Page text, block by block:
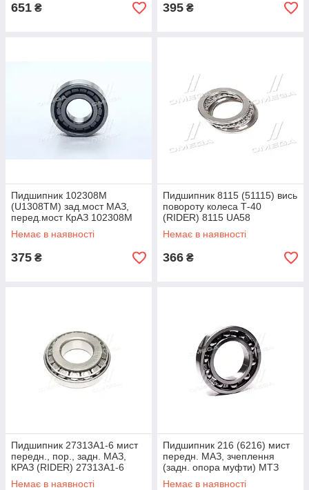
651 ₴ 395 ₴
Пидшипник 102308М
(U1308TM) зад.мост МАЗ,
перед.мост КрАЗ 102308М
(U1308TM) UA58
Немає в наявності
375 ₴
Пидшипник 8115 (51115) вись
повороту колеса Т-40
(RIDER) 8115 UA58
Немає в наявності
366 ₴
Пидшипник 27313А1-6 мист
передн., пор., задн. МАЗ,
КРАЗ (RIDER) 27313А1-6
UA58
Немає в наявності
Пидшипник 216 (6216) мист
передн. МАЗ, зчеплення
(задн. опора муфти) МТЗ
(RIDER) 216 UA58
Немає в наявності